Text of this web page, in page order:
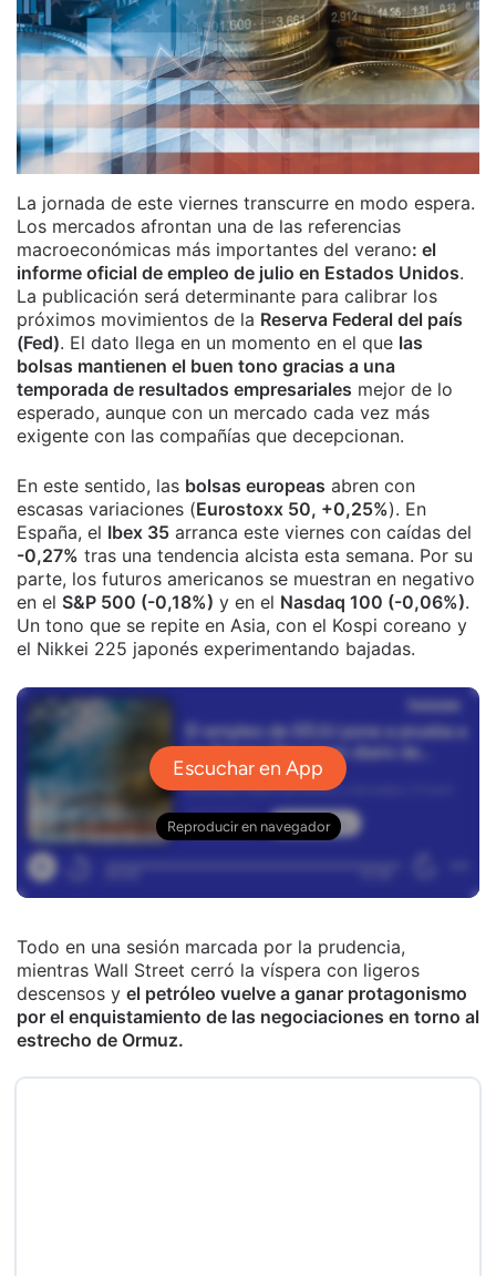
La jornada de este viernes transcurre en modo espera.
Los mercados afrontan una de las referencias
macroeconómicas más importantes del verano: el
informe oficial de empleo de julio en Estados Unidos.
La publicación será determinante para calibrar los
próximos movimientos de la Reserva Federal del país
(Fed). El dato llega en un momento en el que las
bolsas mantienen el buen tono gracias a una
temporada de resultados empresariales mejor de lo
esperado, aunque con un mercado cada vez más
exigente con las compañías que decepcionan.
En este sentido, las bolsas europeas abren con
escasas variaciones (Eurostoxx 50, +0,25%). En
España, el Ibex 35 arranca este viernes con caídas del
-0,27% tras una tendencia alcista esta semana. Por su
parte, los futuros americanos se muestran en negativo
en el S&P 500 (-0,18%) y en el Nasdaq 100 (-0,06%).
Un tono que se repite en Asia, con el Kospi coreano y
el Nikkei 225 japonés experimentando bajadas.
Todo en una sesión marcada por la prudencia,
mientras Wall Street cerró la víspera con ligeros
descensos y el petróleo vuelve a ganar protagonismo
por el enquistamiento de las negociaciones en torno al
estrecho de Ormuz.